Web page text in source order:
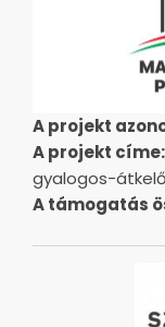
A projekt
A projekt címe:
gyalogos-
A támogatás